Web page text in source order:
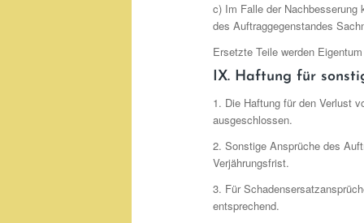
c) Im Falle der Nachbesserung
des Auftraggegenstandes
Ersetzte Teile werden
IX. Haftung für
1. Die Haftung für den Verlust
ausgeschlossen.
2. Sonstige Ansprüche des
Verjährungsfrist.
3. Für
entsprechend.